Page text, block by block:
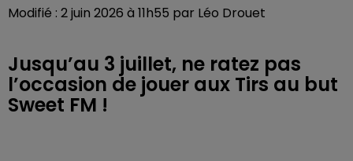
Modifié : 2 juin 2026 à 11h55 par Léo Drouet
Jusqu’au 3 juillet, ne ratez pas
l’occasion de jouer aux Tirs au but
Sweet FM !